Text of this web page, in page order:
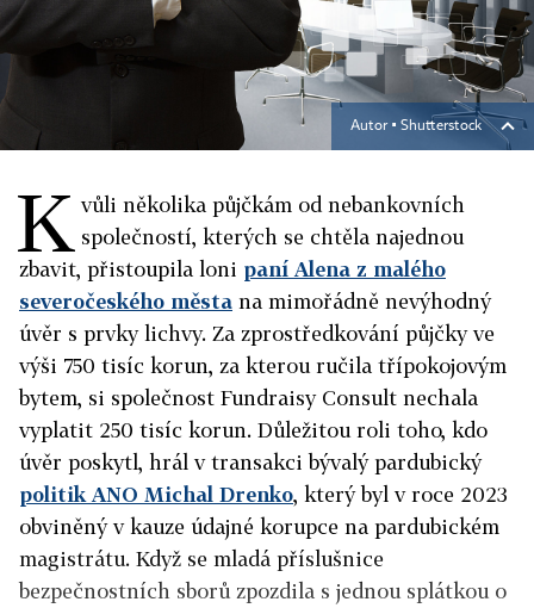
Autor ▪ Shutterstock
K vůli několika půjčkám od nebankovních
společností, kterých se chtěla najednou
zbavit, přistoupila loni paní Alena z malého
severočeského města na mimořádně nevýhodný
úvěr s prvky lichvy. Za zprostředkování půjčky ve
výši 750 tisíc korun, za kterou ručila třípokojovým
bytem, si společnost Fundraisy Consult nechala
vyplatit 250 tisíc korun. Důležitou roli toho, kdo
úvěr poskytl, hrál v transakci bývalý pardubický
politik ANO Michal Drenko, který byl v roce 2023
obviněný v kauze údajné korupce na pardubickém
magistrátu. Když se mladá příslušnice
bezpečnostních sborů zpozdila s jednou splátkou o